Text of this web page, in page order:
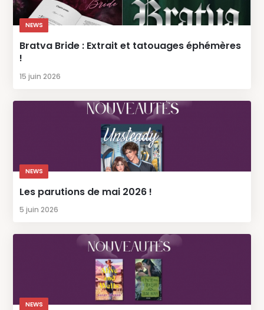
NEWS
Bratva Bride : Extrait et tatouages éphémères
!
15 juin 2026
NEWS
Les parutions de mai 2026 !
5 juin 2026
NEWS